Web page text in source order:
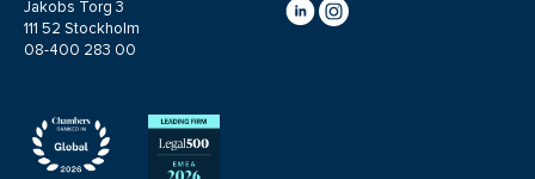
Jakobs Torg 3
111 52 Stockholm
08-400 283 00